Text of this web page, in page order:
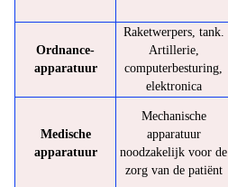
Ordnance-
apparatuur
Raketwerpers, tank.
Artillerie,
computerbesturing,
elektronica
Medische
apparatuur
Mechanische
apparatuur
noodzakelijk voor de
zorg van de patiënt